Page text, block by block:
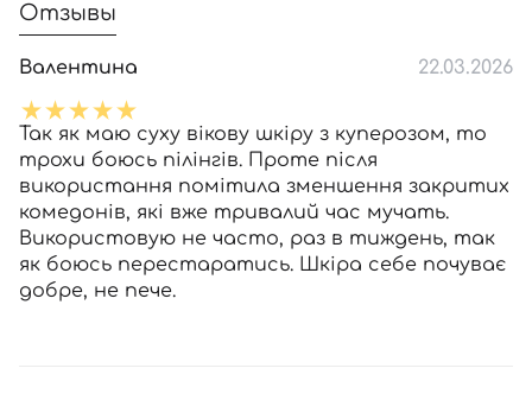
Отзывы
Валентина 22.03.2026
Так як маю суху вікову шкіру з куперозом, то
трохи боюсь пілінгів. Проте після
використання помітила зменшення закритих
комедонів, які вже тривалий час мучать.
Використовую не часто, раз в тиждень, так
як боюсь перестаратись. Шкіра себе почуває
добре, не пече.